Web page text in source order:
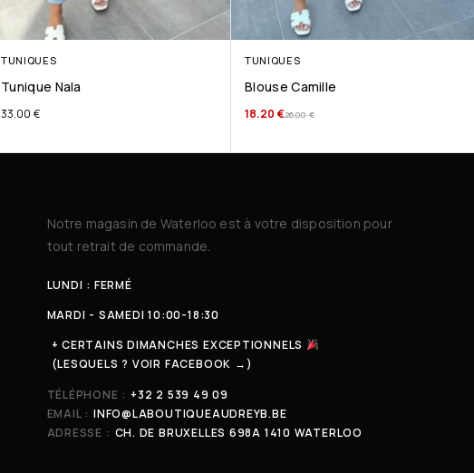
TUNIQUES
Tunique Nala
33.00 €
TUNIQUES
Blouse Camille
26.00€
18.20 €
Notre magasin de Waterloo est à votre disposition pour
tout retrait de commande.
LUNDI : FERMÉ
MARDI - SAMEDI 10:00-18:30
+ CERTAINS DIMANCHES EXCEPTIONNELS
(LESQUELS ? VOIR FACEBOOK →)
TÉLÉPHONE : +32 2 539 49 09
EMAIL : INFO@LABOUTIQUEAUDREYB.BE
ADRESSE : CH. DE BRUXELLES 698A 1410 WATERLOO